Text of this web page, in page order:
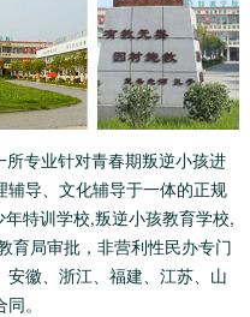
专业针对青春期叛逆小孩进
导、文化辅导于一体的正规
特训学校,叛逆小孩教育学校,
育局审批，非营利性民办专门
徽、浙江、福建、江苏、山
。